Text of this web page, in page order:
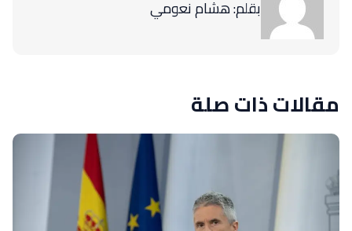
بقلم: هشام نعومي
مقالات ذات صلة